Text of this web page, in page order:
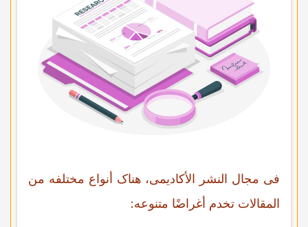
فی مجال النشر الأکادیمی، هناک أنواع مختلفه من
المقالات تخدم أغراضًا متنوعه: